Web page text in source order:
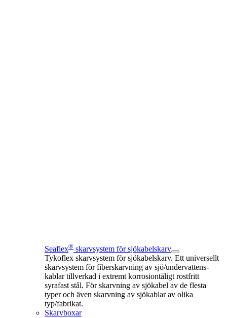
Seaflex® skarvsystem för sjökabelskarv
Tykoflex skarvsystem för sjökabelskarv. Ett universellt
skarvsystem för fiberskarvning av sjö/undervattens-
kablar tillverkad i extremt korrosiontåligt rostfritt
syrafast stål. För skarvning av sjökabel av de flesta
typer och även skarvning av sjökablar av olika
typ/fabrikat.
Skarvboxar